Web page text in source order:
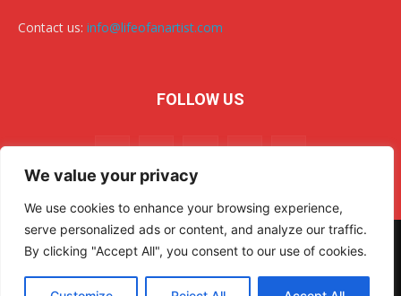
We value your privacy
We use cookies to enhance your browsing experience,
serve personalized ads or content, and analyze our traffic.
By clicking "Accept All", you consent to our use of cookies.
Contact us: info@lifeofanartist.com
FOLLOW US
© 2024 Life of an Artist. All rights reserved.
Home
Over/about us